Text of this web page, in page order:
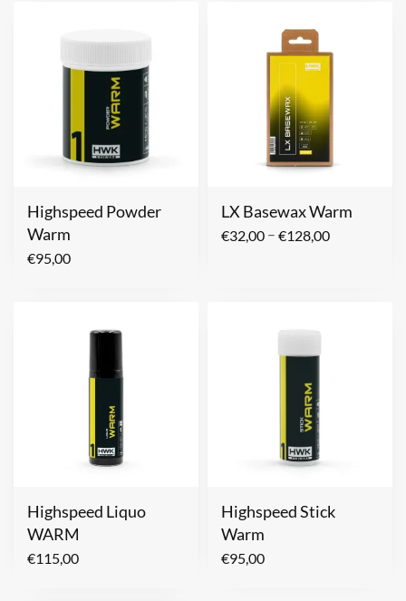
Highspeed Powder
Warm
€95,00
LX Basewax Warm
€32,00 – €128,00
Highspeed Liquo
WARM
€115,00
Highspeed Stick
Warm
€95,00